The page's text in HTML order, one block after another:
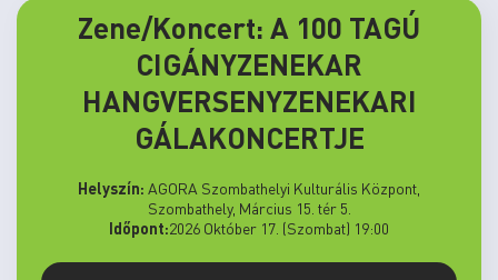
Zene/Koncert: A 100 TAGÚ
CIGÁNYZENEKAR
HANGVERSENYZENEKARI
GÁLAKONCERTJE
Helyszín: AGORA Szombathelyi Kulturális Központ,
Szombathely, Március 15. tér 5.
Időpont:2026 Október 17. (Szombat) 19:00